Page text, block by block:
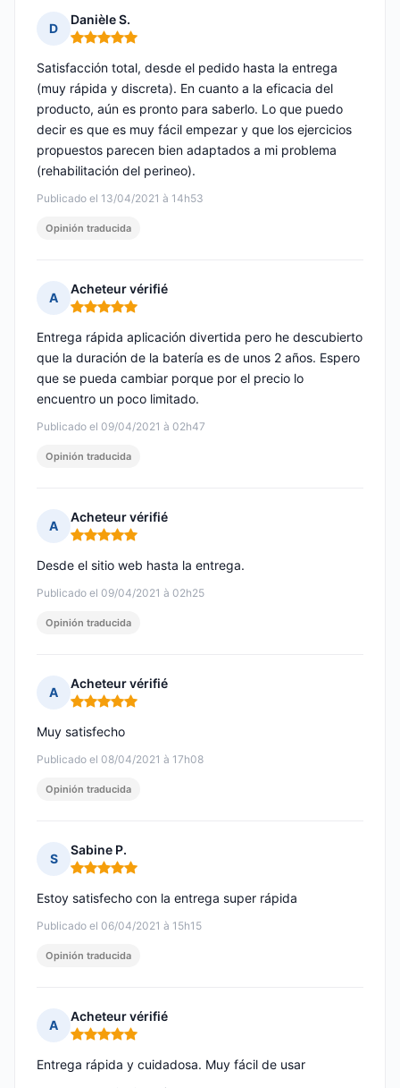
D
Danièle S.
Nota: 5 de 5
Publicado el 13/04/2021 à 14h53
Satisfacción total, desde el pedido hasta la entrega
(muy rápida y discreta). En cuanto a la eficacia del
producto, aún es pronto para saberlo. Lo que puedo
decir es que es muy fácil empezar y que los ejercicios
propuestos parecen bien adaptados a mi problema
(rehabilitación del perineo).
Opinión traducida
A
Acheteur vérifié
Nota: 5 de 5
Publicado el 09/04/2021 à 02h47
Entrega rápida aplicación divertida pero he descubierto
que la duración de la batería es de unos 2 años. Espero
que se pueda cambiar porque por el precio lo
encuentro un poco limitado.
Opinión traducida
A
Acheteur vérifié
Nota: 5 de 5
Publicado el 09/04/2021 à 02h25
Desde el sitio web hasta la entrega.
Opinión traducida
A
Acheteur vérifié
Nota: 5 de 5
Publicado el 08/04/2021 à 17h08
Muy satisfecho
Opinión traducida
S
Sabine P.
Nota: 5 de 5
Publicado el 06/04/2021 à 15h15
Estoy satisfecho con la entrega super rápida
Opinión traducida
A
Acheteur vérifié
Nota: 5 de 5
Entrega rápida y cuidadosa. Muy fácil de usar